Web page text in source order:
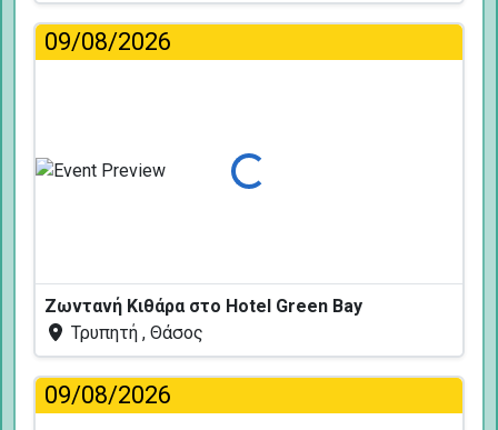
09/08/2026
Φόρτωση...
Ζωντανή Κιθάρα στο Hotel Green Bay
Τρυπητή , Θάσος
09/08/2026